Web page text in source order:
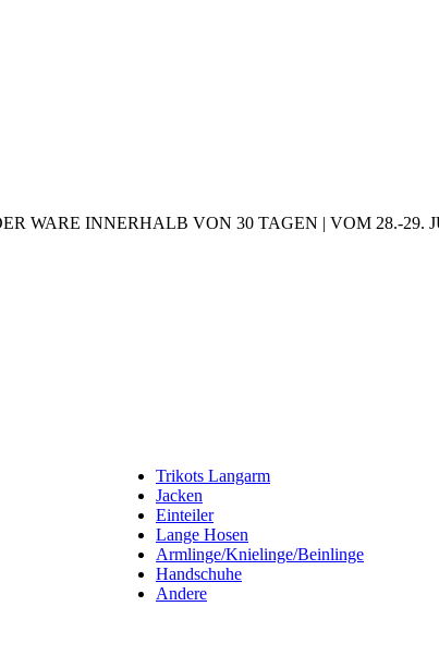
WARE INNERHALB VON 30 TAGEN | VOM 28.-
Trikots Langarm
Jacken
Einteiler
Lange Hosen
Armlinge/Knielinge/Beinlinge
Handschuhe
Andere